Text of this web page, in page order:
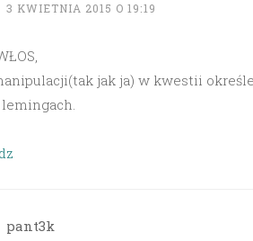
3 KWIETNIA 2015 O 19:19
jak ja) w kwestii
lemingach.
pant3k